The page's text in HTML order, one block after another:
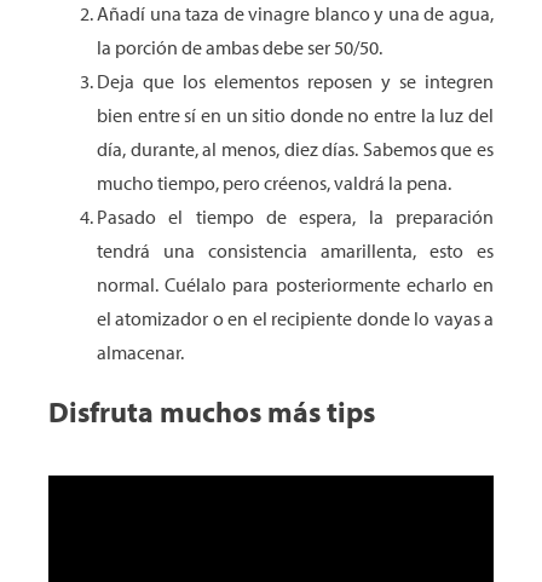
Añadí una taza de vinagre blanco y una de agua,
la porción de ambas debe ser 50/50.
Deja que los elementos reposen y se integren
bien entre sí en un sitio donde no entre la luz del
día, durante, al menos, diez días. Sabemos que es
mucho tiempo, pero créenos, valdrá la pena.
Pasado el tiempo de espera, la preparación
tendrá una consistencia amarillenta, esto es
normal. Cuélalo para posteriormente echarlo en
el atomizador o en el recipiente donde lo vayas a
almacenar.
Disfruta muchos más tips